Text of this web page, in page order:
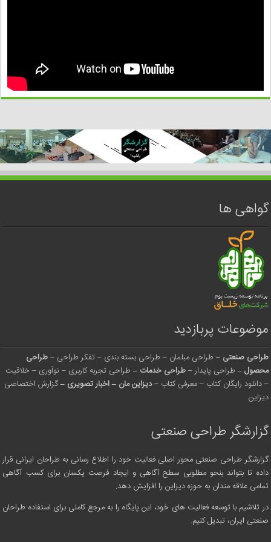
گواهی ها
موضوعات پربازدید
طراحی صنعتی – طراحی مبلمان – طراحی بسته بندی – تفکر طراحی –طراحی
محصول– طراحی پایدار–طراحی خدمات – طراحی تجربه کاربری – نوآوری –خلاقیت
–دانلود رایگان کتاب –معرفی کتاب –دیزاین مان –اخبار تصویری –گزارش اختصاصی
دیزاین
گزارشگر طراحی صنعتی
گزارشگر طراحی صنعتی محور اصلی فعالیت خود را اطلاع رسانی به طراحان ایرانی قرار
داده تا بتواند بنحو مطلوبی سطح آگاهی و ایجاد فرصت یکسان برای کسب آگاهی
تمامی علاقه مندان به حوزه دیزاین را افزایش دهد.
در تلاشیم با توسعه فعالیت های خود، این پایگاه را به مرجع کاملی برای استفاده طراحان
صنعتی ایران، تبدیل کنیم.